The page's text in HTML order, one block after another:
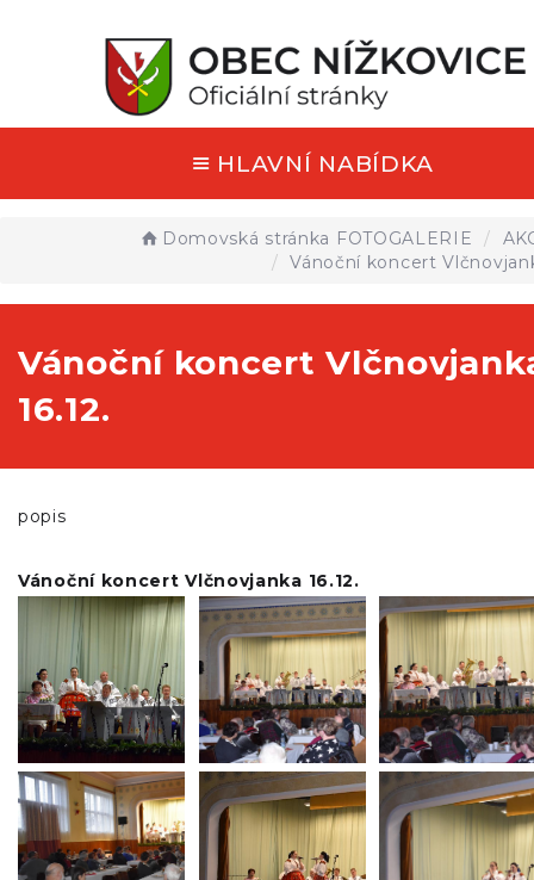
HLAVNÍ NABÍDKA
Domovská stránka FOTOGALERIE
Vánoční koncert
Vánoční koncert
16.12.
popis
Vánoční koncert Vlčnovjanka 16.12.